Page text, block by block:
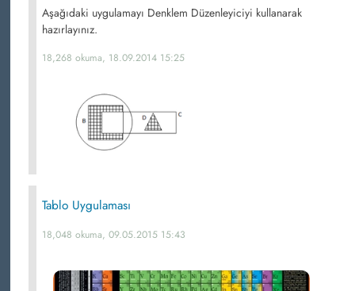
Aşağıdaki uygulamayı Denklem Düzenleyiciyi kullanarak
hazırlayınız.
18,268 okuma, 18.09.2014 15:25
Tablo Uygulaması
18,048 okuma, 09.05.2015 15:43